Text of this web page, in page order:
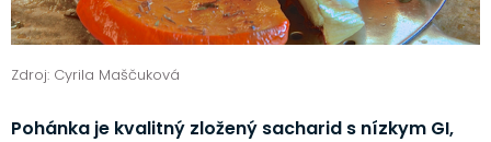
Zdroj: Cyrila Maščuková
Pohánka je kvalitný zložený sacharid s nízkym GI,